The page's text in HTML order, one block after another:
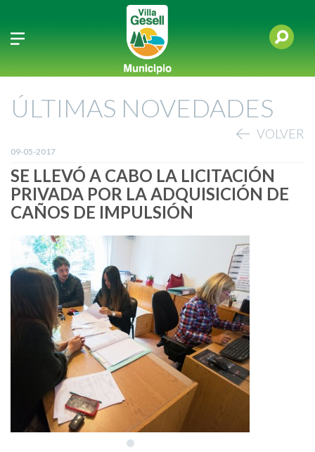
ÚLTIMAS NOVEDADES
VOLVER
09-05-2017
SE LLEVÓ A CABO LA LICITACIÓN
PRIVADA POR LA ADQUISICIÓN DE
CAÑOS DE IMPULSIÓN